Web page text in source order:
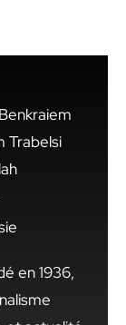
Trabelsi
en 1936,